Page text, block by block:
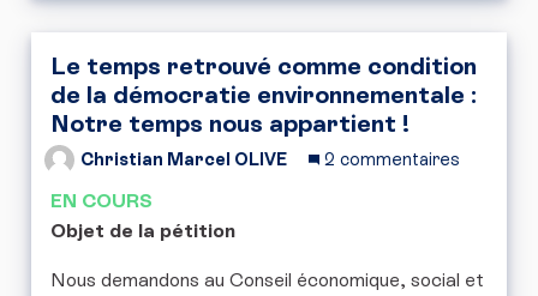
Le temps retrouvé comme condition
de la démocratie environnementale :
Notre temps nous appartient !
Christian Marcel OLIVE 2 commentaires
EN COURS
Objet de la pétition
Nous demandons au Conseil économique, social et